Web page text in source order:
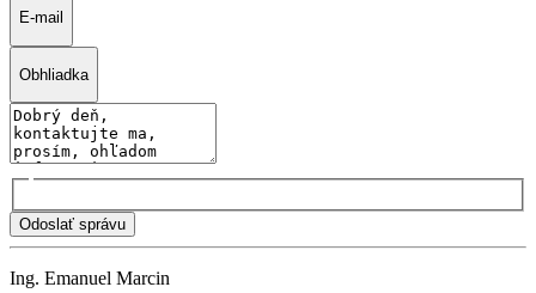
E-mail
Obhliadka
Odoslať správu
Ing. Emanuel Marcin